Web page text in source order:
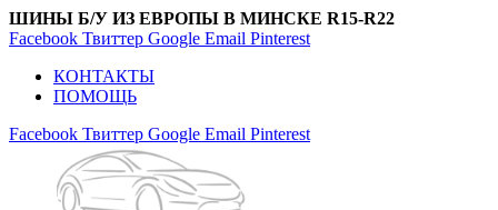
ШИНЫ Б/У ИЗ ЕВРОПЫ В МИНСКЕ R15-R22
Facebook Твиттер Google Email Pinterest
КОНТАКТЫ
ПОМОЩЬ
Facebook Твиттер Google Email Pinterest